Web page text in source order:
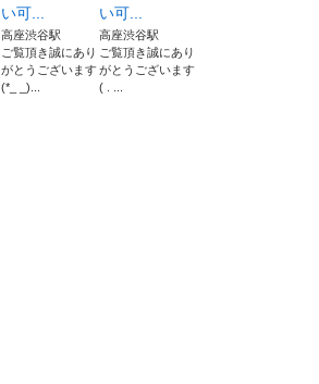
い可...
高座渋谷駅
ご覧頂き誠にあり
がとうございます
(*_ _)...
い可...
高座渋谷駅
ご覧頂き誠にあり
がとうございます‪
( . ...